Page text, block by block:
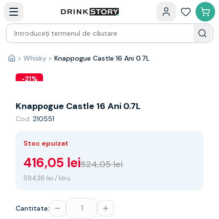
Bauturi fine — selectie
Produse Noi
Cosuri cadou
Pachete & Cadouri
Vin
Tamaioasa
Franta
Spania
Australia
Germania
Noua Zeelanda
Prosecco
Acasă
> Whisky > Knappogue Castle 16 Ani 0.7L
-21%
Knappogue Castle 16 Ani 0.7L
Cod: 210551
Stoc epuizat
416,05 lei524,05 lei
594,36 lei / litru
Cantitate: